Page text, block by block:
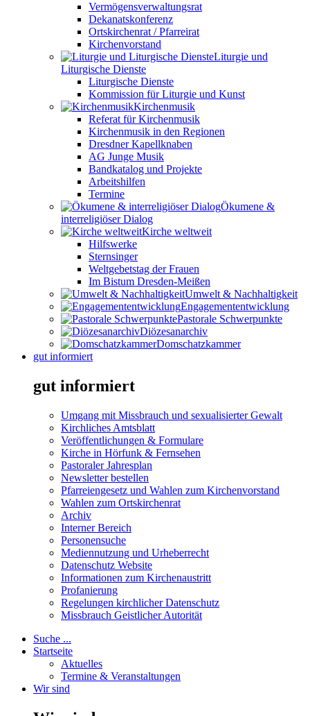
Vermögensverwaltungsrat
Dekanatskonferenz
Ortskirchenrat / Pfarreirat
Kirchenvorstand
Liturgie und
Liturgische Dienste
Liturgische Dienste
Kommission für Liturgie und Kunst
Kirchenmusik
Referat für Kirchenmusik
Kirchenmusik in den Regionen
Dresdner Kapellknaben
AG Junge Musik
Bandkatalog und Projekte
Arbeitshilfen
Termine
Ökumene &
interreligiöser Dialog
Kirche weltweit
Hilfswerke
Sternsinger
Weltgebetstag der Frauen
Im Bistum Dresden-Meißen
Umwelt & Nachhaltigkeit
Engagemententwicklung
Pastorale Schwerpunkte
Diözesanarchiv
Domschatzkammer
gut informiert
gut informiert
Umgang mit Missbrauch und sexualisierter Gewalt
Kirchliches Amtsblatt
Veröffentlichungen & Formulare
Kirche in Hörfunk & Fernsehen
Pastoraler Jahresplan
Newsletter bestellen
Pfarreiengesetz und Wahlen zum Kirchenvorstand
Wahlen zum Ortskirchenrat
Archiv
Interner Bereich
Personensuche
Mediennutzung und Urheberrecht
Datenschutz Website
Informationen zum Kirchenaustritt
Profanierung
Regelungen kirchlicher Datenschutz
Missbrauch Geistlicher Autorität
Suche ...
Startseite
Aktuelles
Termine & Veranstaltungen
Wir sind